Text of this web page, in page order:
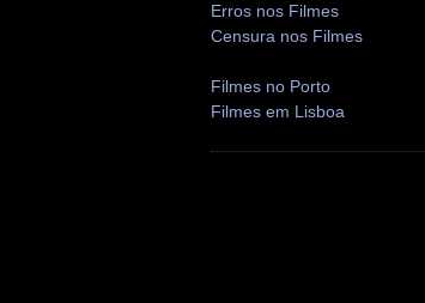
Erros nos Filmes
Censura nos Filmes
Filmes no Porto
Filmes em Lisboa